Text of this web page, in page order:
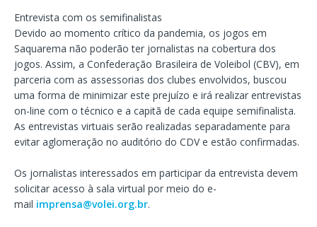
Entrevista com os semifinalistas
Devido ao momento crítico da pandemia, os jogos em
Saquarema não poderão ter jornalistas na cobertura dos
jogos. Assim, a Confederação Brasileira de Voleibol (CBV), em
parceria com as assessorias dos clubes envolvidos, buscou
uma forma de minimizar este prejuízo e irá realizar entrevistas
on-line com o técnico e a capitã de cada equipe semifinalista.
As entrevistas virtuais serão realizadas separadamente para
evitar aglomeração no auditório do CDV e estão confirmadas.
Os jornalistas interessados em participar da entrevista devem
solicitar acesso à sala virtual por meio do e-
mail imprensa@volei.org.br.